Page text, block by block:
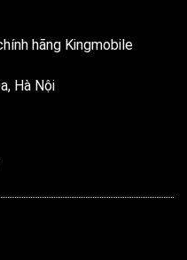
hãng Kingmobile
Hà Nội